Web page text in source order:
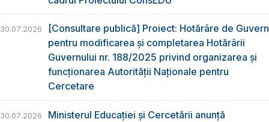
30.07.2026
[Consultare publică] Proiect: Hotărâre de Guvern
pentru modificarea și completarea Hotărârii
Guvernului nr. 188/2025 privind organizarea şi
funcţionarea Autorităţii Naţionale pentru
Cercetare
30.07.2026
Ministerul Educației și Cercetării anunță